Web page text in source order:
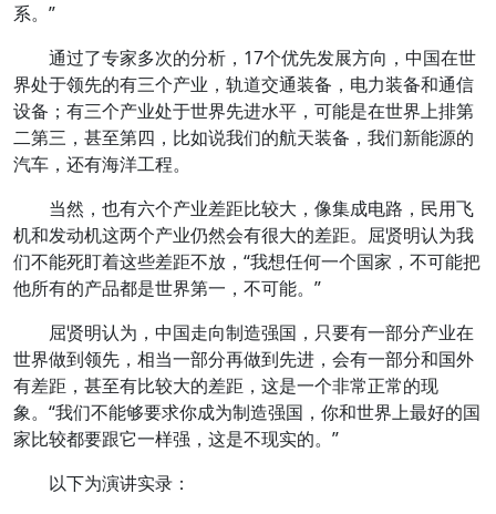
系。”
通过了专家多次的分析，17个优先发展方向，中国在世
界处于领先的有三个产业，轨道交通装备，电力装备和通信
设备；有三个产业处于世界先进水平，可能是在世界上排第
二第三，甚至第四，比如说我们的航天装备，我们新能源的
汽车，还有海洋工程。
当然，也有六个产业差距比较大，像集成电路，民用飞
机和发动机这两个产业仍然会有很大的差距。屈贤明认为我
们不能死盯着这些差距不放，“我想任何一个国家，不可能把
他所有的产品都是世界第一，不可能。”
屈贤明认为，中国走向制造强国，只要有一部分产业在
世界做到领先，相当一部分再做到先进，会有一部分和国外
有差距，甚至有比较大的差距，这是一个非常正常的现
象。“我们不能够要求你成为制造强国，你和世界上最好的国
家比较都要跟它一样强，这是不现实的。”
以下为演讲实录：